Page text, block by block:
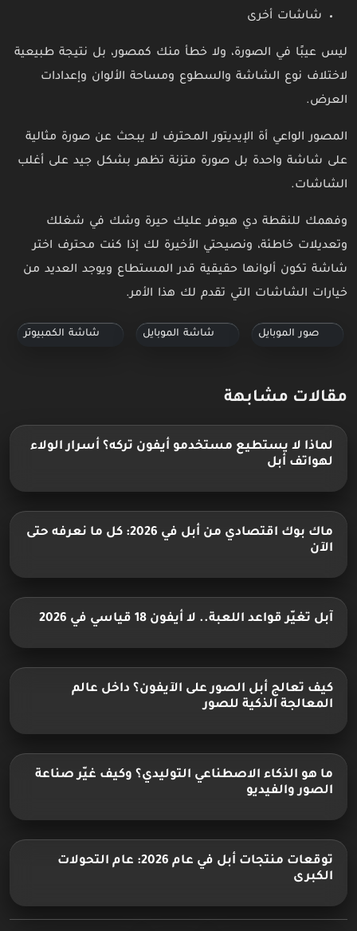
شاشات أخرى
ليس عيبًا في الصورة، ولا خطأ منك كمصور، بل نتيجة طبيعية
لاختلاف نوع الشاشة والسطوع ومساحة الألوان وإعدادات
العرض.
المصور الواعي أة الإيديتور المحترف لا يبحث عن صورة مثالية
على شاشة واحدة بل صورة متزنة تظهر بشكل جيد على أغلب
الشاشات.
وفهمك للنقطة دي هيوفر عليك حيرة وشك في شغلك
وتعديلات خاطئة، ونصيحتي الأخيرة لك إذا كنت محترف اختر
شاشة تكون ألوانها حقيقية قدر المستطاع ويوجد العديد من
خيارات الشاشات التي تقدم لك هذا الأمر.
صور الموبايل شاشة الموبايل شاشة الكمبيوتر
مقالات مشابهة
لماذا لا يستطيع مستخدمو أيفون تركه؟ أسرار الولاء
لهواتف أبل
ماك بوك اقتصادي من أبل في 2026: كل ما نعرفه حتى
الآن
آبل تغيّر قواعد اللعبة.. لا أيفون 18 قياسي في 2026
كيف تعالج أبل الصور على الآيفون؟ داخل عالم
المعالجة الذكية للصور
ما هو الذكاء الاصطناعي التوليدي؟ وكيف غيّر صناعة
الصور والفيديو
توقعات منتجات أبل في عام 2026: عام التحولات
الكبرى